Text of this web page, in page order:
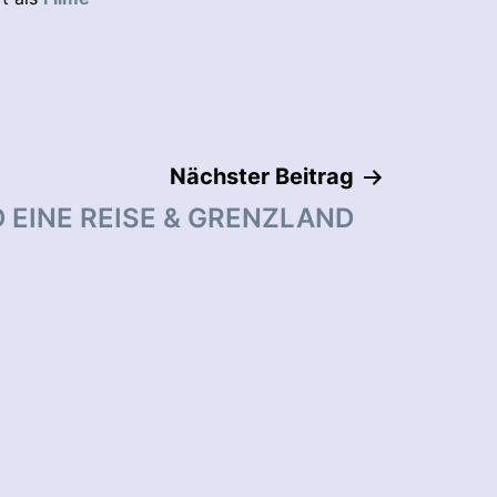
Nächster Beitrag
EINE REISE & GRENZLAND